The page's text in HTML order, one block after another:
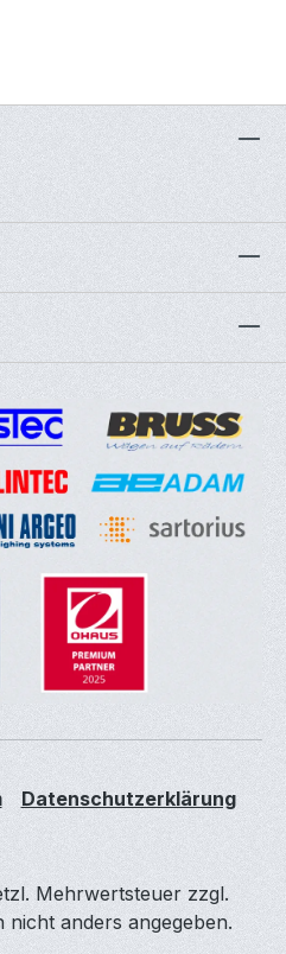
Datenschutzerklärung
Mehrwertsteuer zzgl.
nicht anders angegeben.